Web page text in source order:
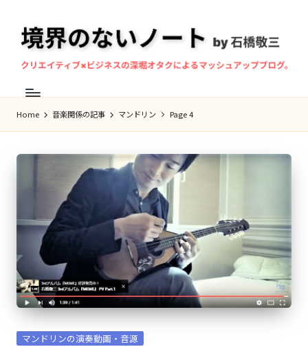
Skip
content
境
界
の
な
ノ
ー
ト
マ
作
家、
石
橋
三。
Home 音楽関係の記事 マンドリン Page 4
Posted
マンドリンの演奏動画・音源